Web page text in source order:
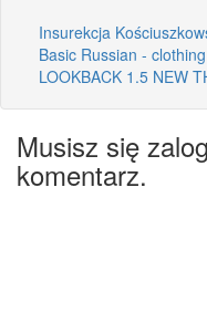
Insurekcja
Basic Russian -
LOOKBACK 1.5 NEW
Musisz się
komentarz.